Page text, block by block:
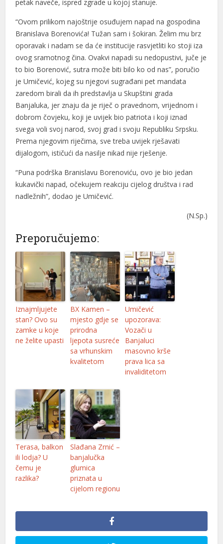
petak naveče, ispred zgrade u kojoj stanuje.
“Ovom prilikom najoštrije osuđujem napad na gospodina
Branislava Borenovića! Tužan sam i šokiran. Želim mu brz
oporavak i nadam se da će institucije rasvjetliti ko stoji iza
ovog sramotnog čina. Ovakvi napadi su nedopustivi, juče je
to bio Borenović, sutra može biti bilo ko od nas”, poručio
je Umičević, kojeg su njegovi sugrađani pet mandata
zaredom birali da ih predstavlja u Skupštini grada
Banjaluka, jer znaju da je riječ o pravednom, vrijednom i
dobrom čovjeku, koji je uvijek bio patriota i koji iznad
svega voli svoj narod, svoj grad i svoju Republiku Srpsku.
Prema njegovim riječima, sve treba uvijek rješavati
dijalogom, ističući da nasilje nikad nije rješenje.
“Puna podrška Branislavu Borenoviću, ovo je bio jedan
kukavički napad, očekujem reakciju cijelog društva i rad
nadležnih”, dodao je Umičević.
(N.Sp.)
Preporučujemo:
Iznajmljujete
stan? Ovo su
zamke u koje
ne želite upasti
BX Kamen –
mjesto gdje se
prirodna
ljepota susreće
sa vrhunskim
kvalitetom
Umičević
upozorava:
Vozači u
Banjaluci
masovno krše
prava lica sa
invaliditetom
Terasa, balkon
ili lodja? U
čemu je
razlika?
Slađana Zrnić –
banjalučka
glumica
priznata u
cijelom regionu